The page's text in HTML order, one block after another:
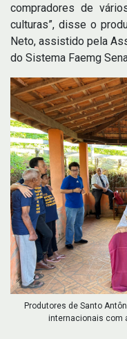
compradores de
culturas”, disse o
Neto, assistido pela
do Sistema Faemg
Produtores de Santo
internacionais com